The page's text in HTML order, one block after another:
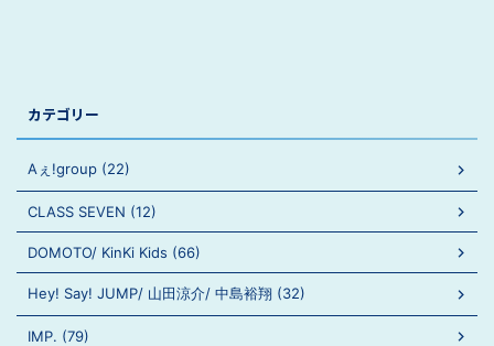
カテゴリー
Aぇ!group (22)
CLASS SEVEN (12)
DOMOTO/ KinKi Kids (66)
Hey! Say! JUMP/ 山田涼介/ 中島裕翔 (32)
IMP. (79)